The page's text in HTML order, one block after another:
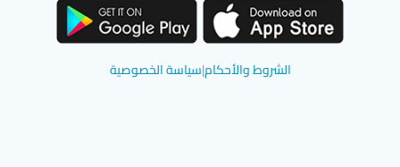
الشروط والأحكام|سياسة الخصوصية